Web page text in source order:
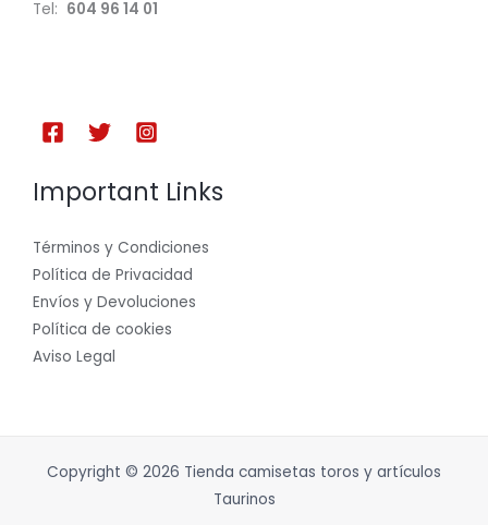
Tel: 604 96 14 01
Important Links
Términos y Condiciones
Política de Privacidad
Envíos y Devoluciones
Política de cookies
Aviso Legal
Copyright © 2026 Tienda camisetas toros y artículos
Taurinos